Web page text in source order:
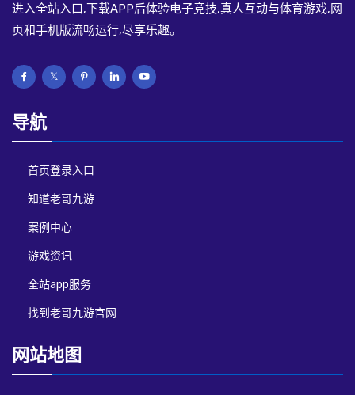
进入全站入口,下载APP后体验电子竞技,真人互动与体育游戏,网
页和手机版流畅运行,尽享乐趣。
导航
首页登录入口
知道老哥九游
案例中心
游戏资讯
全站app服务
找到老哥九游官网
网站地图